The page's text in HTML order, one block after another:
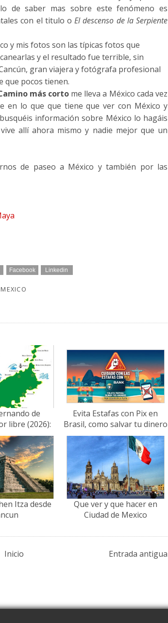
de saber mas sobre este fenómeno es
con el titulo oEl descenso de la Serpiente
y mis fotos son las típicas fotos que
y el resultado fue terrible, sin
, gran viajera y fotógrafa profesional
que pocos tienen.
más cortome lleva a México cada vez
en lo que que tiene que ver con México y
información sobre México lo hagáis
allí ahora mismo y nadie mejor que un
de paseo a México y también por las
Facebook Linkedin
MEXICO
de
libre (2026):
y Guía de
Evita Estafas con Pix en
Brasil, como salvar tu dinero
utilizando tarjetas prepagas
Itza desde
Que ver y que hacer en
Ciudad de Mexico
Entrada antigua
Inicio